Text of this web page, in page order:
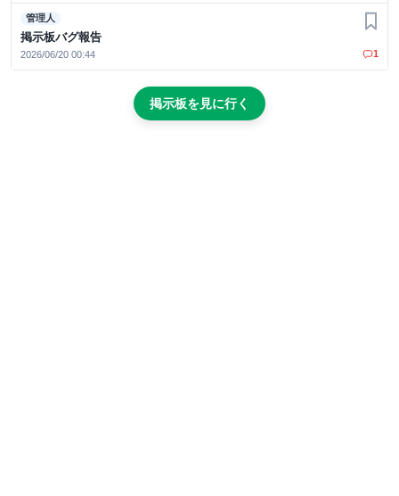
管理人
掲示板バグ報告
2026/06/20 00:44
お気
1
掲示板を見に行く